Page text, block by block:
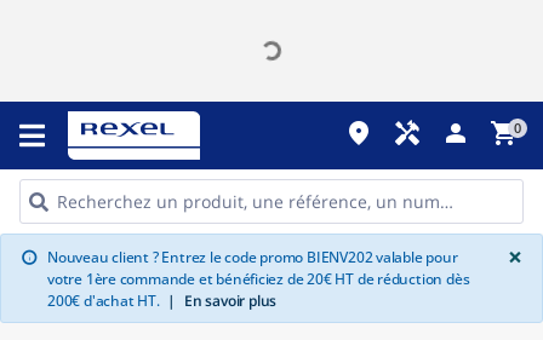
place handyman person shopping_cart0
info Nouveau client ? Entrez le code promo BIENV202 valable pour
votre 1ère commande et bénéficiez de 20€ HT de réduction dès
200€ d'achat HT. | En savoir plus
×